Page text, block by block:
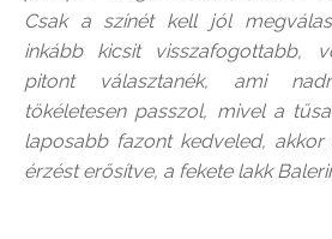
Csak a színét kell jól
inkább kicsit visszafogottabb,
pitont választanék, ami
tökéletesen passzol, mivel a
laposabb fazont kedveled,
érzést erősítve, a fekete lakk